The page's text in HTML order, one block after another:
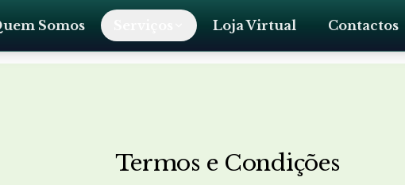
Somos Loja Virtual Contactos
Termos e Condições